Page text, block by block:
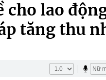
cho lao
tăng thu